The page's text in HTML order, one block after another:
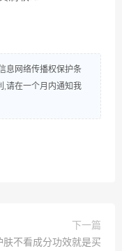
息网络传播权保护条
,请在一个月内通知我
下一篇
肤不看成分功效就是买